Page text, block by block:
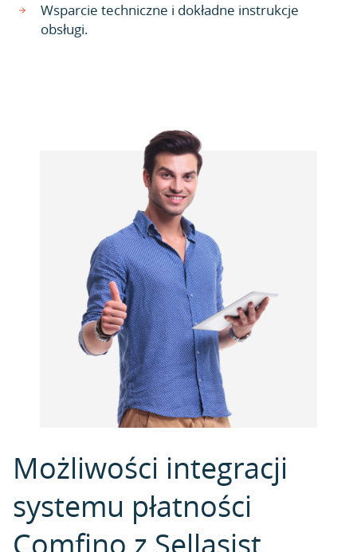
Wsparcie techniczne i dokładne instrukcje
obsługi.
Możliwości integracji
systemu płatności
Comfino z Sellasist